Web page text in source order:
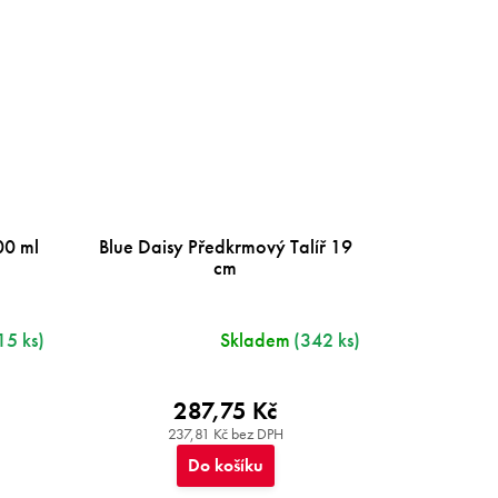
ml
ks)
Blue Daisy Předkrmový Talíř 19
cm
Skladem (342 ks)
237,81 Kč bez DPH
287,75 Kč
Do košíku